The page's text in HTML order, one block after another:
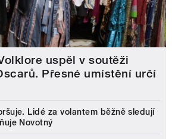
uspěl v soutěži
Přesné umístění určí
Lidé za volantem běžně sledují
Novotný